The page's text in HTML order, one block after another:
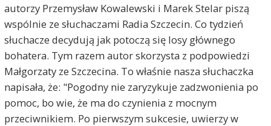
autorzy Przemysław Kowalewski i Marek Stelar piszą
wspólnie ze słuchaczami Radia Szczecin. Co tydzień
słuchacze decydują jak potoczą się losy głównego
bohatera. Tym razem autor skorzysta z podpowiedzi
Małgorzaty ze Szczecina. To właśnie nasza słuchaczka
napisała, że: "Pogodny nie zaryzykuje zadzwonienia po
pomoc, bo wie, że ma do czynienia z mocnym
przeciwnikiem. Po pierwszym sukcesie, uwierzy w